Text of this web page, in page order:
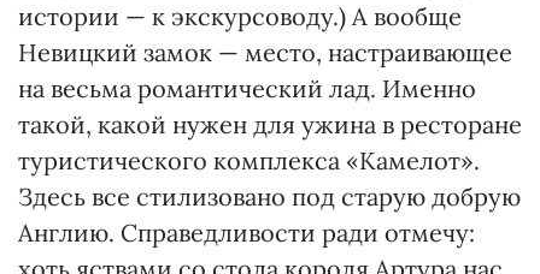
истории — к экскурсоводу.) А вообще
Невицкий замок — место, настраивающее
на весьма романтический лад. Именно
такой, какой нужен для ужина в ресторане
туристического комплекса «Камелот».
Здесь все стилизовано под старую добрую
Англию. Справедливости ради отмечу: